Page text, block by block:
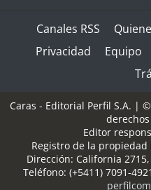
Canales RSS
Privacidad
Equipo
Caras - Editorial Perfil S.A. | ©
Editor
Registro de la
Dirección: California 2715,
Teléfono: (+5411) 7091-4921